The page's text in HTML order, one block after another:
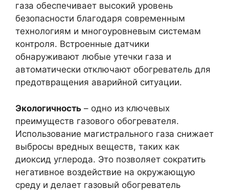
газа обеспечивает высокий уровень
безопасности благодаря современным
технологиям и многоуровневым системам
контроля. Встроенные датчики
обнаруживают любые утечки газа и
автоматически отключают обогреватель для
предотвращения аварийной ситуации.
Экологичность – одно из ключевых
преимуществ газового обогревателя.
Использование магистрального газа снижает
выбросы вредных веществ, таких как
диоксид углерода. Это позволяет сократить
негативное воздействие на окружающую
среду и делает газовый обогреватель